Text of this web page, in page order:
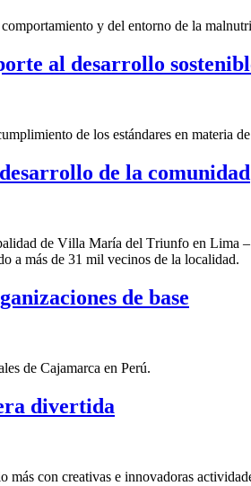
y del entorno de la
al desarrollo
de los estándares en materia
de la comunidad
de Villa María del Triunfo en Lima
a más de 31 mil vecinos de la localidad.
de base
de Cajamarca en Perú.
divertida
con creativas e innovadoras